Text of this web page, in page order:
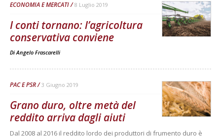
ECONOMIA E MERCATI 8 Luglio 2019
I conti tornano: l’agricoltura
conservativa conviene
DiAngelo Frascarelli
PAC E PSR 3 Giugno 2019
Grano duro, oltre metà del
reddito arriva dagli aiuti
Dal 2008 al 2016 il reddito lordo dei produttori di frumento duro è